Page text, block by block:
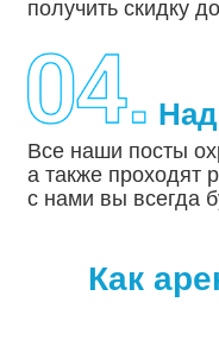
получить скидку
Все наши посты
а также проходят
с нами вы всегда
Как